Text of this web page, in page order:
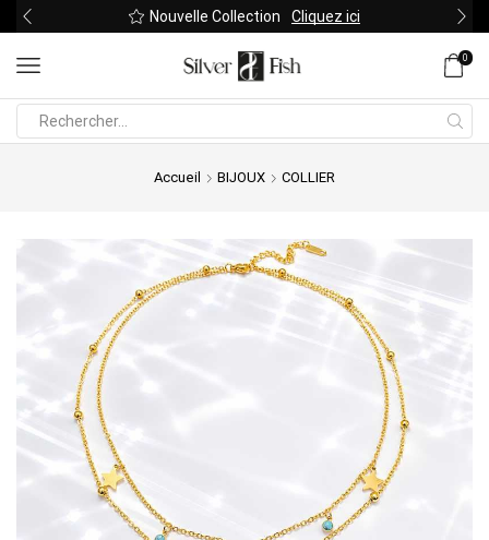
Nouvelle Collection Cliquez ici
0
Accueil BIJOUX COLLIER